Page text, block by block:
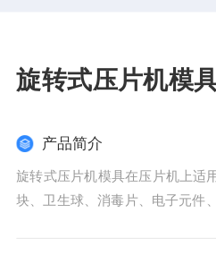
旋转式压片机模
产品简介
旋转式压片机模具在压片机上适
块、卫生球、消毒片、电子元件